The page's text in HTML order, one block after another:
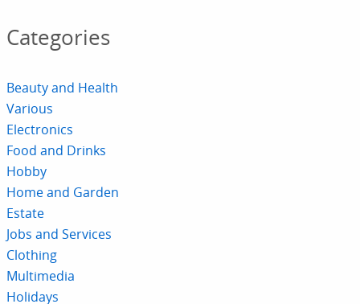
Categories
Beauty and Health
Various
Electronics
Food and Drinks
Hobby
Home and Garden
Estate
Jobs and Services
Clothing
Multimedia
Holidays